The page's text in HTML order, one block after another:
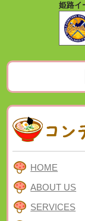
姫路イ
HOME
ABOUT US
SERVICES